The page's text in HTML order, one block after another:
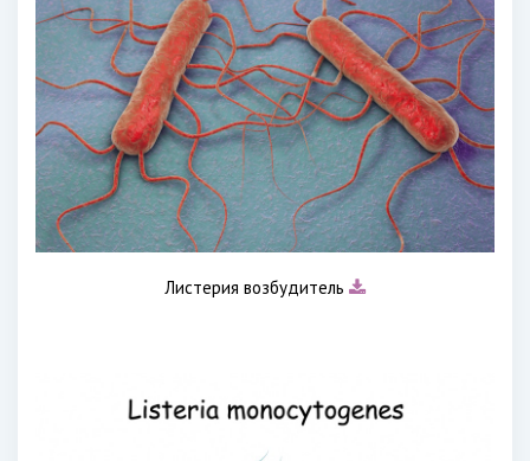
Листерия возбудитель